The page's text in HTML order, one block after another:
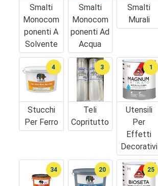
Smalti
Monocom
Ponenti A
Solvente
Smalti
Monocom
Ponenti Ad
Acqua
Smalti
Murali
Stucchi
Per Ferro
4
Teli
Copritutto
3
Utensili
Per
Effetti
Decorativi
1
34 20 25